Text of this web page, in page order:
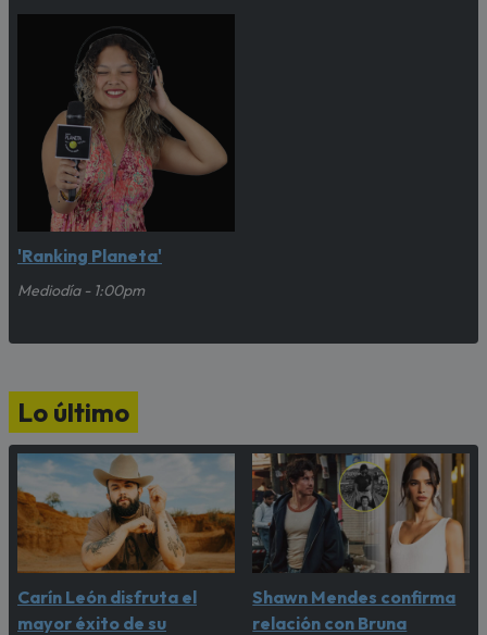
'Ranking Planeta'
Mediodía - 1:00pm
Lo último
Carín León disfruta el
mayor éxito de su
Shawn Mendes confirma
relación con Bruna